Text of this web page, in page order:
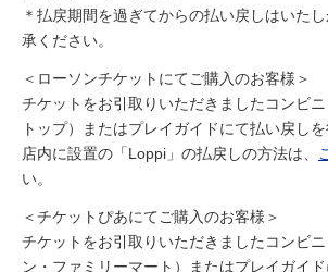
＊払戻期間を過ぎてからの払い戻しはいた
承ください。
＜ローソンチケットにてご購入のお客様＞
チケットをお引取りいただきましたコンビ
トップ）またはプレイガイドにて払い戻しを
店内に設置の「Loppi」の払戻しの方法は、
い。
＜チケットぴあにてご購入のお客様＞
チケットをお引取りいただきましたコンビ
ン・ファミリーマート）またはプレイガイ